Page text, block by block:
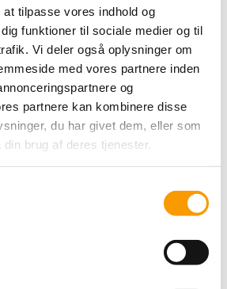
tilpasse vores indhold og
funktioner til sociale medier og til
Vi deler også oplysninger om
med vores partnere inden
og
partnere kan kombinere disse
du har givet dem, eller som
brug af deres tjenester.